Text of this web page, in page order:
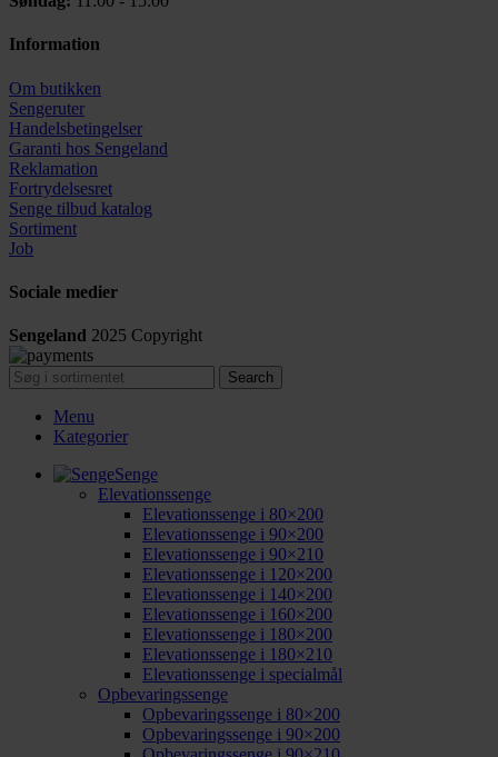
Information
Om butikken
Sengeruter
Handelsbetingelser
Garanti hos Sengeland
Reklamation
Fortrydelsesret
Senge tilbud katalog
Sortiment
Job
Sociale medier
Sengeland 2025 Copyright
Search
Menu
Kategorier
Senge
Elevationssenge
Elevationssenge i 80×200
Elevationssenge i 90×200
Elevationssenge i 90×210
Elevationssenge i 120×200
Elevationssenge i 140×200
Elevationssenge i 160×200
Elevationssenge i 180×200
Elevationssenge i 180×210
Elevationssenge i specialmål
Opbevaringssenge
Opbevaringssenge i 80×200
Opbevaringssenge i 90×200